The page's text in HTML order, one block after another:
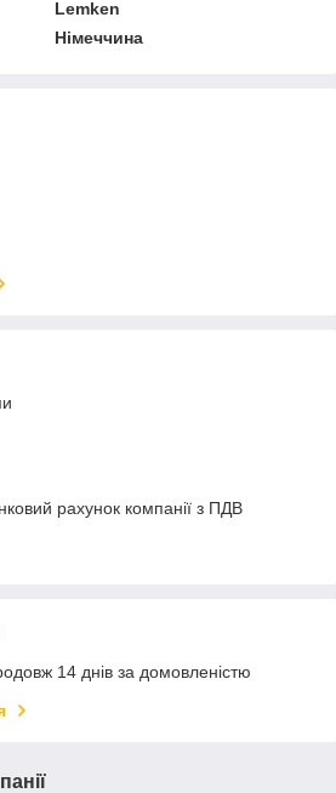
Lemken
Німеччина
рахунок компанії з ПДВ
14 днів за домовленістю